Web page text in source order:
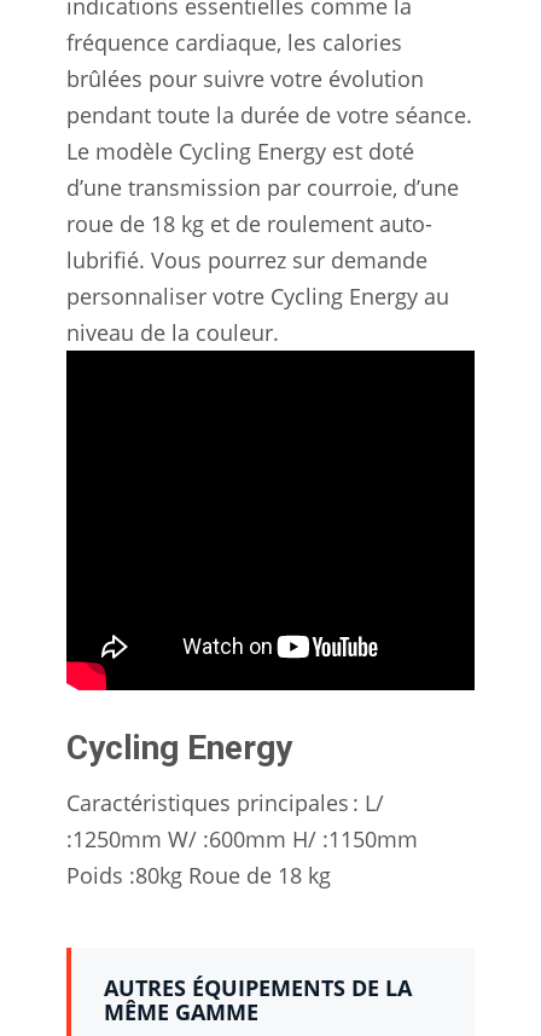
indications essentielles comme la
fréquence cardiaque, les calories
brûlées pour suivre votre évolution
pendant toute la durée de votre séance.
Le modèle Cycling Energy est doté
d’une transmission par courroie, d’une
roue de 18 kg et de roulement auto-
lubrifié. Vous pourrez sur demande
personnaliser votre Cycling Energy au
niveau de la couleur.
Cycling Energy
Caractéristiques principales : L/
:1250mm W/ :600mm H/ :1150mm
Poids :80kg Roue de 18 kg
AUTRES ÉQUIPEMENTS DE LA
MÊME GAMME